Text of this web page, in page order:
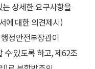
상세한 요구사항을
에 대한 의견제시)
정안전부장관이
수 있도록 하고, 제62조